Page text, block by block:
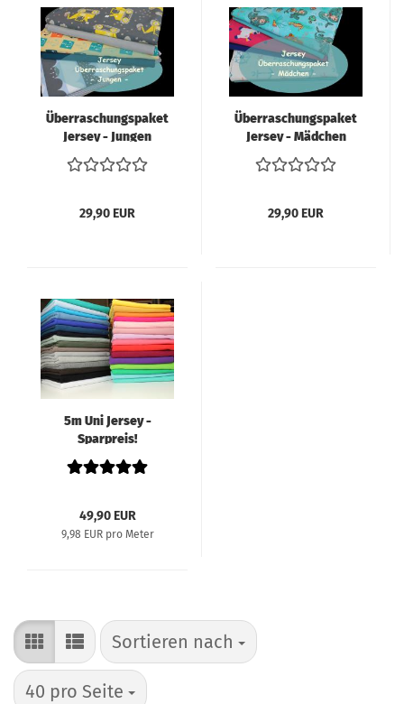
Überraschungspaket
Jersey - Jungen
Stoffhöhe = 50cm
29,90 EUR
Überraschungspaket
Jersey - Mädchen
Stoffhöhe = 50cm
29,90 EUR
5m Uni Jersey -
Sparpreis!
49,90 EUR
9,98 EUR pro Meter
Sortieren nach
Sortieren nach
40 pro Seite
pro Seite